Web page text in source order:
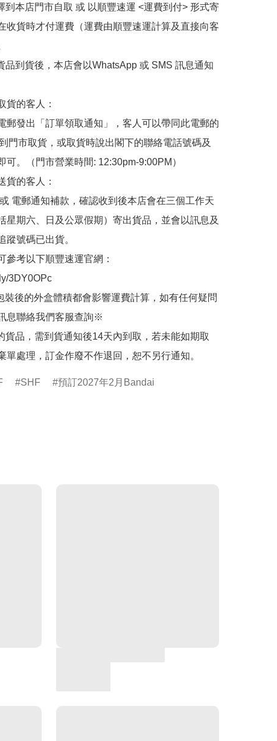
到本店門市自取 或 以順豐速運 <運費到付> 形式寄
收貨時才付運費（運費由順豐速運計算及直接向客
品到貨後，本店會以WhatsApp 或 SMS 訊息通知
貨的客人：
郵發出「訂單領取通知」，客人可以帶同此電郵的
門市取貨，或取貨時說出閣下的聯絡電話號碼及
可。（門市營業時間: 12:30pm-9:00PM）
貨的客人：
電郵通知補款，確認收到後本店會在三個工作天
星期六、日及公眾假期）寄出貨品，並會以訊息及
蹤號碼已出貨。
參考以下順豐速運官網：
3DY0OPc
裝後的外盒體積都會影響運費計算，如有任何疑問
息聯絡我們客服查詢※
貨品，需到貨通知後14天內到取，若未能如期取
單處理，訂金作廢不作退回，恕不另行通知。
SHF 預訂2027年2月Bandai